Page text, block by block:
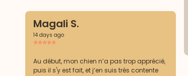
Magali S.
14 days ago
Au début, mon chien n’a pas trop apprécié,
puis il s'y est fait, et j’en suis très contente